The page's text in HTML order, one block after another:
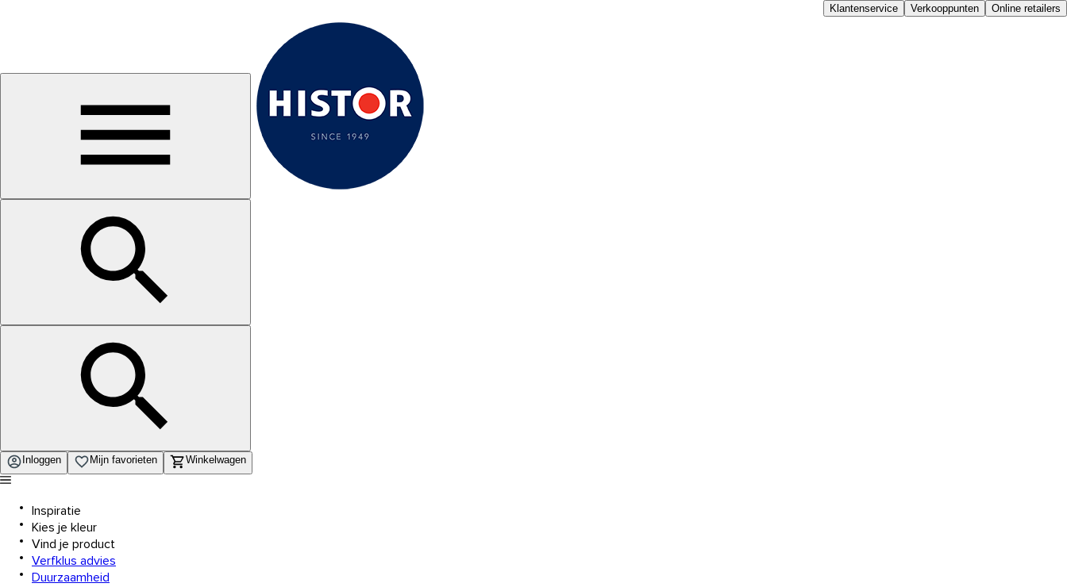
Klantenservice Verkooppunten Online retailers
Inloggen Mijn favorieten Winkelwagen
Inspiratie
Kies je kleur
Vind je product
Verfklus advies
Duurzaamheid